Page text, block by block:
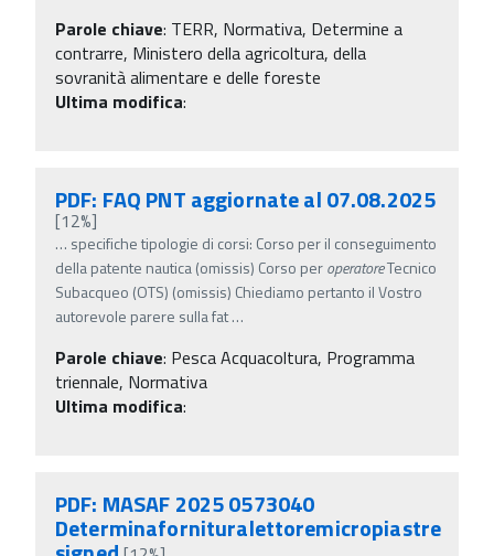
Parole chiave: TERR, Normativa, Determine a
contrarre, Ministero della agricoltura, della
sovranità alimentare e delle foreste
Ultima modifica:
PDF: FAQ PNT aggiornate al 07.08.2025
[12%]
… specifiche tipologie di corsi: Corso per il conseguimento
della patente nautica (omissis) Corso peroperatoreTecnico
Subacqueo (OTS) (omissis) Chiediamo pertanto il Vostro
autorevole parere sulla fat…
Parole chiave: Pesca Acquacoltura, Programma
triennale, Normativa
Ultima modifica:
PDF: MASAF 2025 0573040
Determinafornituralettoremicropiastre